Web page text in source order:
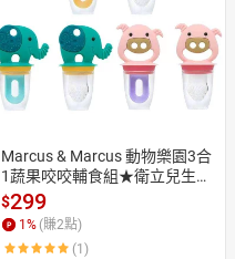
Marcus & Marcus 動物樂園3合
1蔬果咬咬輔食組★衛立兒生活
館★
$299
1 % (賺2點)
(1)